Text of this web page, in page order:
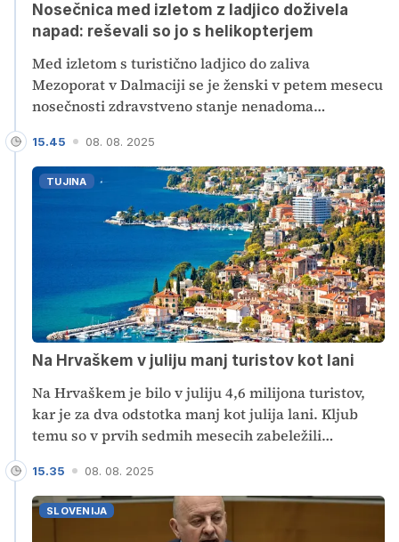
Nosečnica med izletom z ladjico doživela
napad: reševali so jo s helikopterjem
Med izletom s turistično ladjico do zaliva
Mezoporat v Dalmaciji se je ženski v petem mesecu
nosečnosti zdravstveno stanje nenadoma
bolnišnico v Splitu. Ob tem velja opozoriti, da so
takšni izleti za ranljive skupine lahko zelo naporni
in celo nevarni.
TUJINA
15.45 08. 08. 2025
Na Hrvaškem v juliju manj turistov kot lani
Na Hrvaškem je bilo v juliju 4,6 milijona turistov,
kar je za dva odstotka manj kot julija lani. Kljub
temu so v prvih sedmih mesecih zabeležili
primerjavi z enakim obdobjem lani. Bilo jih je 12,2
milijona. Trenutno je na Hrvaškem več kot milijon
turistov, je sporočila Hrvaška turistična skupnost.
SLOVENIJA
15.35 08. 08. 2025